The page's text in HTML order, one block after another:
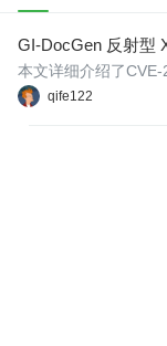
GI-DocGen 反射型
致任意脚本执行
qife122
本文详细介绍了CVE-
工具中，攻击者可通